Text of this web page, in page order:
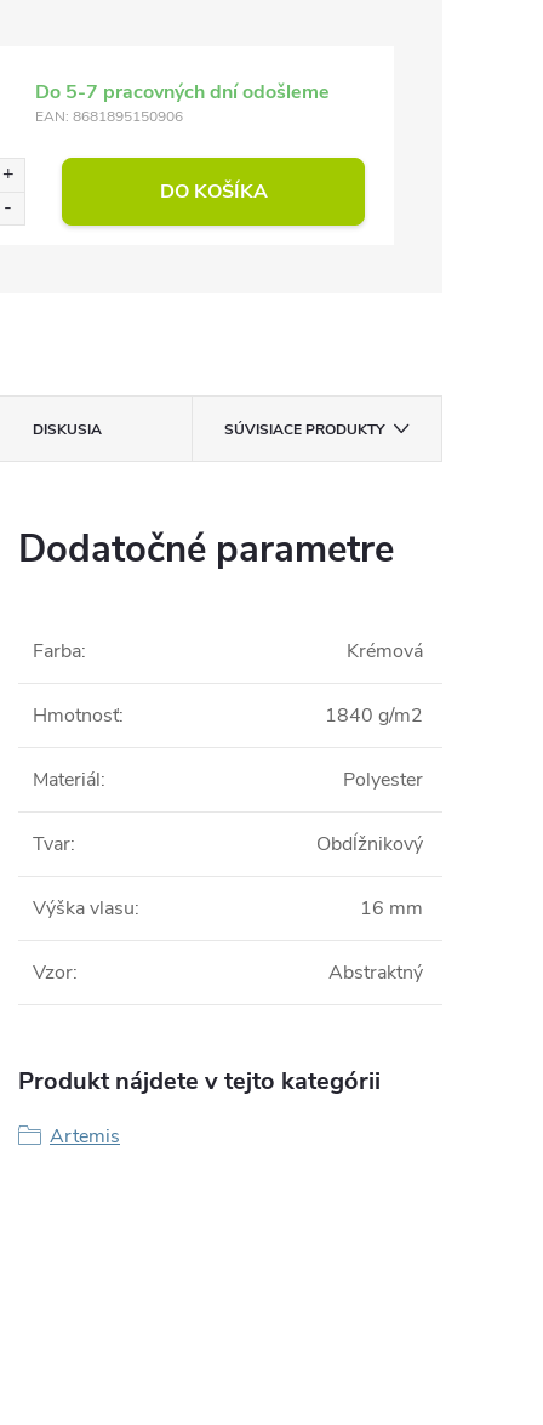
Do 5-7 pracovných dní odošleme
EAN: 8681895150906
DO KOŠÍKA
DISKUSIA SÚVISIACE PRODUKTY
Dodatočné parametre
Farba: Krémová
Hmotnosť: 1840 g/m2
Materiál: Polyester
Tvar: Obdĺžnikový
Výška vlasu: 16 mm
Vzor: Abstraktný
Produkt nájdete v tejto kategórii
Artemis